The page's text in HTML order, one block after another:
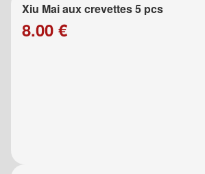
Xiu Mai aux crevettes 5 pcs
8.00 €